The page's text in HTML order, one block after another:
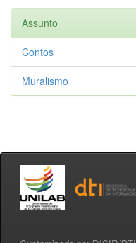
Assunto
Contos
Muralismo